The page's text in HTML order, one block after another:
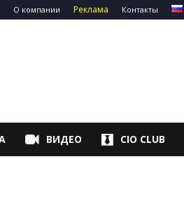
О компании Реклама Контакты
ВИДЕО CIO CLUB